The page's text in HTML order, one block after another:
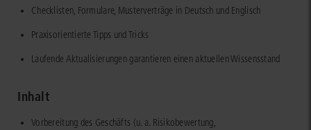
Checklisten, Formulare, Musterverträge in Deutsch und Englisch
Praxisorientierte Tipps und Tricks
Laufende Aktualisierungen garantieren einen aktuellen Wissensstand
Inhalt
Vorbereitung des Geschäfts (u. a. Risikobewertung,